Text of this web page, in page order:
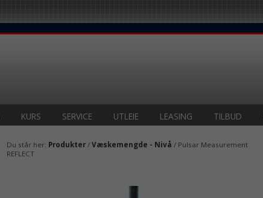
KURS SERVICE UTLEIE LEASING TILBUD
Du står her: Produkter /Væskemengde - Nivå / Pulsar Measurement
REFLECT